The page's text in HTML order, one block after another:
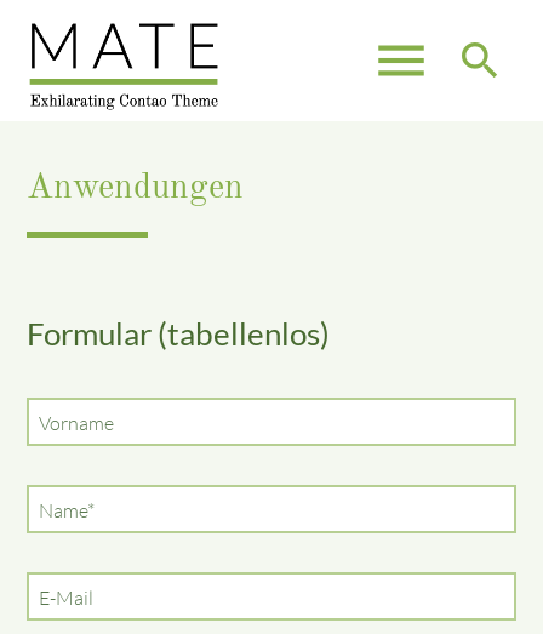
menu search
Suchbegriffe
Anwendungen
Formular (tabellenlos)
Vorname
Pflichtfeld
Name*
E-Mail